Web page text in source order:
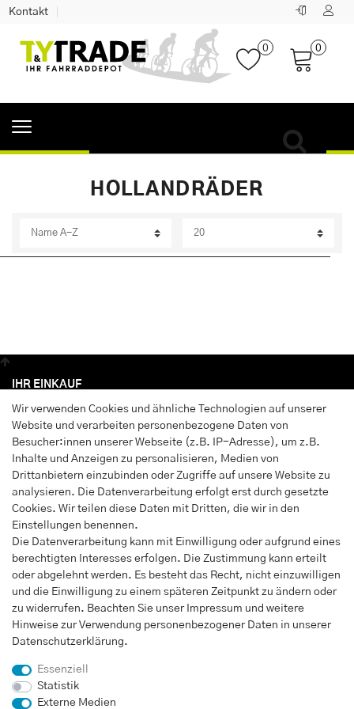
Kontakt
0 0
HOLLANDRÄDER
Wir verwenden Cookies und ähnliche Technologien auf unserer
Website und verarbeiten personenbezogene Daten von
Besucher:innen unserer Webseite (z.B. IP-Adresse), um z.B.
Inhalte und Anzeigen zu personalisieren, Medien von
Drittanbietern einzubinden oder Zugriffe auf unsere Website zu
analysieren. Die Datenverarbeitung erfolgt erst durch gesetzte
Cookies. Wir teilen diese Daten mit Dritten, die wir in den
Einstellungen benennen.
Die Datenverarbeitung kann mit Einwilligung oder aufgrund eines
berechtigten Interesses erfolgen. Die Zustimmung kann erteilt
oder abgelehnt werden. Es besteht das Recht, nicht einzuwilligen
und die Einwilligung zu einem späteren Zeitpunkt zu ändern oder
zu widerrufen. Beachten Sie unser Impressum und weitere
Hinweise zur Verwendung personenbezogener Daten in unserer
Daten­schutz­erklärung.
Essenziell
Statistik
Externe Medien
IHR EINKAUF
Anmelden
Wunschliste
Warenkorb
Kasse
INFORMATIONEN
Widerrufs­recht
Impressum
Daten­schutz­erklärung
AGB
Vertrag widerrufen
UNTERNEHMEN